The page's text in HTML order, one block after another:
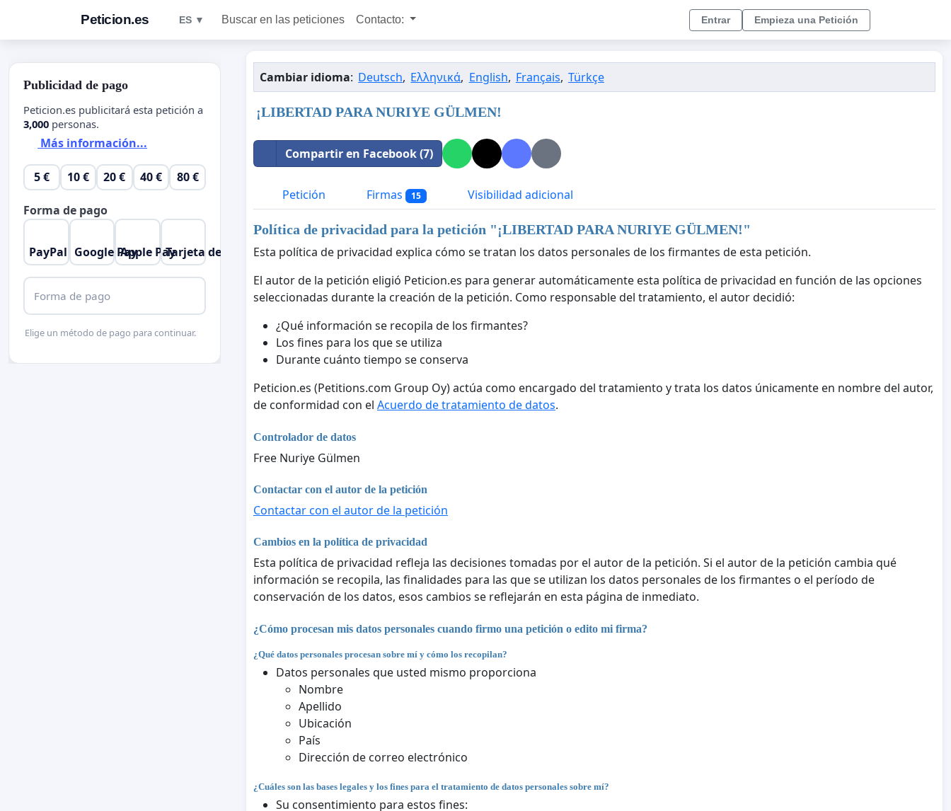
Peticion.es ES ▼ Buscar en las peticiones Contacto: Entrar Empieza una Petición
Cambiar idioma: Deutsch, Ελληνικά, English, Français, Türkçe
¡LIBERTAD PARA NURIYE GÜLMEN!
Compartir en Facebook (7)
Petición Firmas 15 Visibilidad adicional
Política de privacidad para la petición "¡LIBERTAD PARA NURIYE GÜLMEN!"
Esta política de privacidad explica cómo se tratan los datos personales de los firmantes de esta petición.
El autor de la petición eligió Peticion.es para generar automáticamente esta política de privacidad en función de las opciones
seleccionadas durante la creación de la petición. Como responsable del tratamiento, el autor decidió:
¿Qué información se recopila de los firmantes?
Los fines para los que se utiliza
Durante cuánto tiempo se conserva
Peticion.es (Petitions.com Group Oy) actúa como encargado del tratamiento y trata los datos únicamente en nombre del autor,
de conformidad con el Acuerdo de tratamiento de datos.
Controlador de datos
Free Nuriye Gülmen
Contactar con el autor de la petición
Contactar con el autor de la petición
Cambios en la política de privacidad
Esta política de privacidad refleja las decisiones tomadas por el autor de la petición. Si el autor de la petición cambia qué
información se recopila, las finalidades para las que se utilizan los datos personales de los firmantes o el período de
conservación de los datos, esos cambios se reflejarán en esta página de inmediato.
¿Cómo procesan mis datos personales cuando firmo una petición o edito mi firma?
¿Qué datos personales procesan sobre mí y cómo los recopilan?
Datos personales que usted mismo proporciona
Nombre
Apellido
Ubicación
País
Dirección de correo electrónico
¿Cuáles son las bases legales y los fines para el tratamiento de datos personales sobre mí?
Su consentimiento para estos fines:
Publicidad de pago
Peticion.es publicitará esta petición a
3,000 personas.
Más información...
5 € 10 € 20 € 40 € 80 €
Forma de pago
PayPal Google PayApple PayTarjeta de crédito
Forma de pago
Elige un método de pago para continuar.